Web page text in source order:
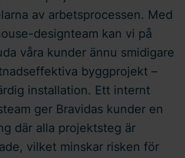
av arbetsprocessen. Med
designteam kan vi på
våra kunder ännu smidigare
byggprojekt –
installation. Ett internt
ger Bravidas kunder en
där alla projektsteg är
vilket minskar risken för